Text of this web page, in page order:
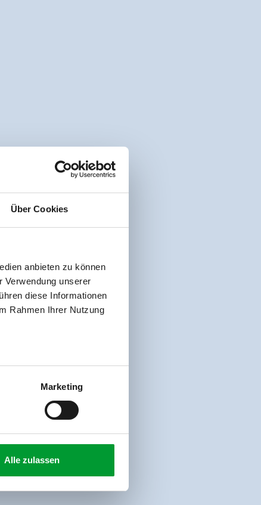
Über Cookies
anbieten zu können
Verwendung unserer
diese Informationen
Rahmen Ihrer Nutzung
Marketing
Alle zulassen